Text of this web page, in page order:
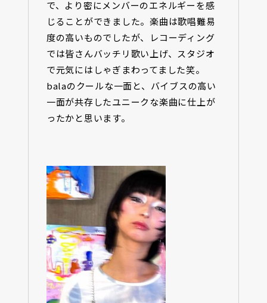
で、より密にメンバーのエネルギーを感
じることができました。楽曲は歌唱難易
度の高いものでしたが、レコーディング
では皆さんバッチリ歌い上げ、スタジオ
で元気にはしゃぎまわってました笑。
balaのクールな一面と、バイブスの高い
一面が共存したユニークな楽曲に仕上が
ったかと思います。